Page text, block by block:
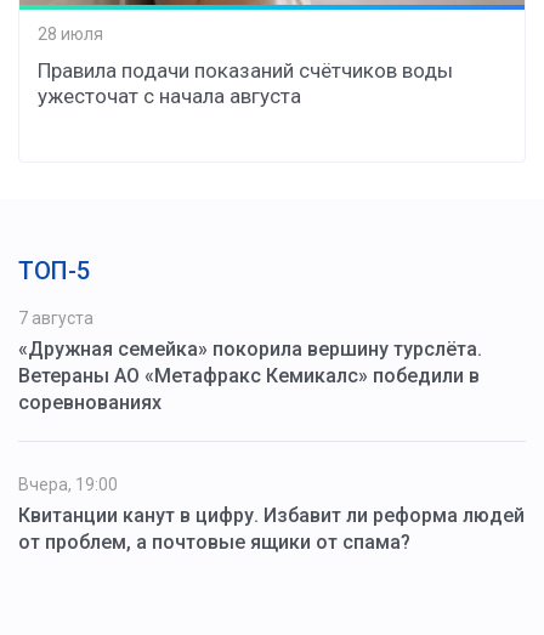
28 июля
Правила подачи показаний счётчиков воды
ужесточат с начала августа
ТОП-5
7 августа
«Дружная семейка» покорила вершину турслёта.
Ветераны АО «Метафракс Кемикалс» победили в
соревнованиях
Вчера, 19:00
Квитанции канут в цифру. Избавит ли реформа людей
от проблем, а почтовые ящики от спама?